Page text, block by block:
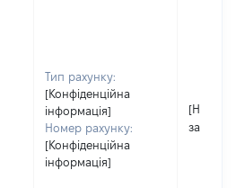
Тип рахунку:
[Конфіденційна
інформація]
Номер рахунку:
[Конфіденційна
інформація]
[Не